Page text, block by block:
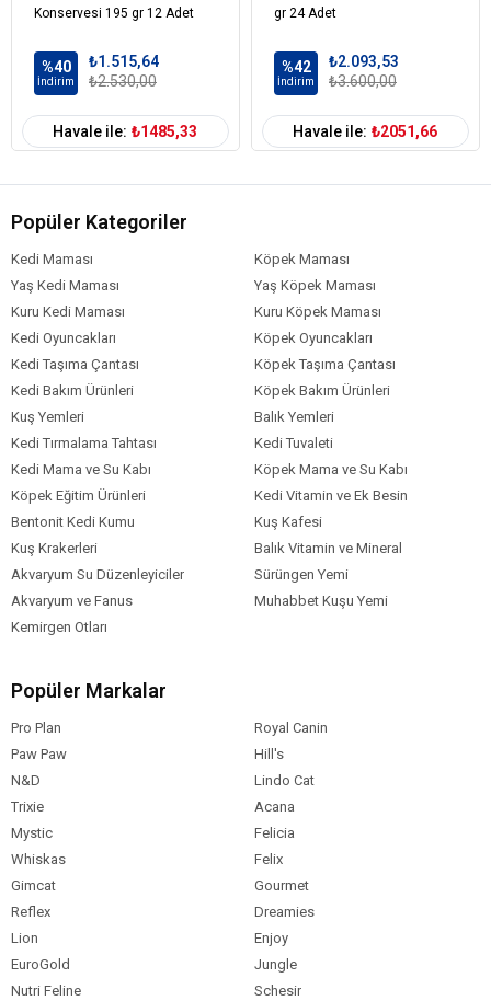
Konservesi 195 gr 12 Adet
%40
İndirim
₺1.515,64
₺2.530,00
Havale ile: ₺1485,33
gr 24 Adet
%42
İndirim
₺2.093,53
₺3.600,00
Havale ile: ₺2051,66
Popüler Kategoriler
Kedi Maması
Köpek Maması
Yaş Kedi Maması
Yaş Köpek Maması
Kuru Kedi Maması
Kuru Köpek Maması
Kedi Oyuncakları
Köpek Oyuncakları
Kedi Taşıma Çantası
Köpek Taşıma Çantası
Kedi Bakım Ürünleri
Köpek Bakım Ürünleri
Kuş Yemleri
Balık Yemleri
Kedi Tırmalama Tahtası
Kedi Tuvaleti
Kedi Mama ve Su Kabı
Köpek Mama ve Su Kabı
Köpek Eğitim Ürünleri
Kedi Vitamin ve Ek Besin
Bentonit Kedi Kumu
Kuş Kafesi
Kuş Krakerleri
Balık Vitamin ve Mineral
Akvaryum Su Düzenleyiciler
Sürüngen Yemi
Akvaryum ve Fanus
Muhabbet Kuşu Yemi
Kemirgen Otları
Popüler Markalar
Pro Plan
Royal Canin
Paw Paw
Hill's
N&D
Lindo Cat
Trixie
Acana
Mystic
Felicia
Whiskas
Felix
Gimcat
Gourmet
Reflex
Dreamies
Lion
Enjoy
EuroGold
Jungle
Nutri Feline
Schesir